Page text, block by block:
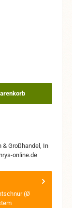
nicht verfügbar.)
die Schaltflächen
& Großhandel, In
online.de
(Ø